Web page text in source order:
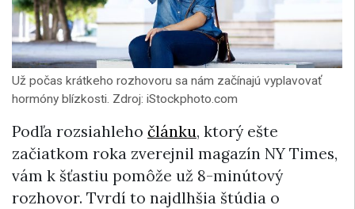
Už počas krátkeho rozhovoru sa nám začínajú vyplavovať
hormóny blízkosti. Zdroj: iStockphoto.com
Podľa rozsiahleho článku, ktorý ešte
začiatkom roka zverejnil magazín NY Times,
vám k šťastiu pomôže už 8-minútový
rozhovor. Tvrdí to najdlhšia štúdia o